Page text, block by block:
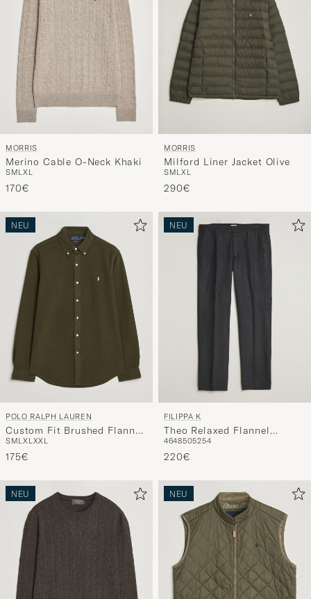
MORRIS
Merino Cable O-Neck Khaki
SMLXL
170€
MORRIS
Milford Liner Jacket Olive
SMLXL
290€
NEU
POLO RALPH LAUREN
Custom Fit Brushed Flannel
Shirt Company Olive
SMLXLXXL
175€
NEU
FILIPPA K
Theo Relaxed Flannel
Trousers Anthracite Melange
4648505254
220€
NEU NEU